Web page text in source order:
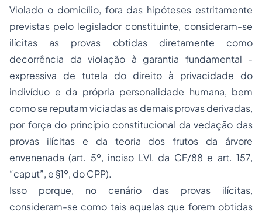
Violado o domicílio, fora das hipóteses estritamente
previstas pelo legislador constituinte, consideram-se
ilícitas as provas obtidas diretamente como
decorrência da violação à garantia fundamental -
expressiva de tutela do direito à privacidade do
indivíduo e da própria personalidade humana, bem
como se reputam viciadas as demais provas derivadas,
por força do princípio constitucional da vedação das
provas ilícitas e da teoria dos frutos da árvore
envenenada (art. 5º, inciso LVI, da CF/88 e art. 157,
“caput”, e §1º, do CPP).
Isso porque, no cenário das provas ilícitas,
consideram-se como tais aquelas que forem obtidas